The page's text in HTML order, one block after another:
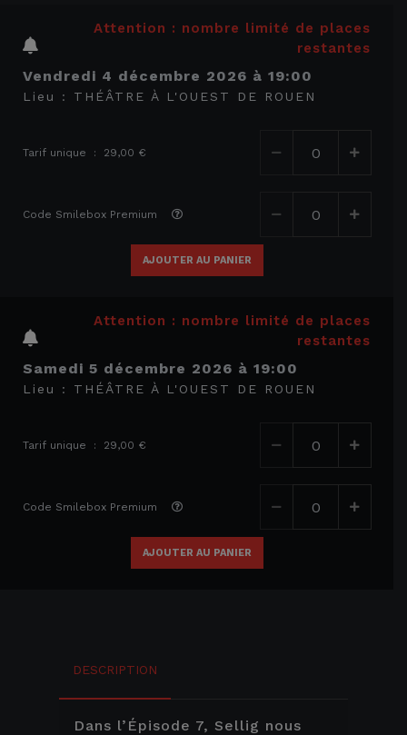
Attention : nombre limité de places
restantes
vendredi 4 décembre 2026 à 19:00
Lieu : THÉÂTRE À L'OUEST DE ROUEN
Tarif unique : 29,00 €
Code Smilebox Premium
AJOUTER AU PANIER
Attention : nombre limité de places
restantes
samedi 5 décembre 2026 à 19:00
Lieu : THÉÂTRE À L'OUEST DE ROUEN
Tarif unique : 29,00 €
Code Smilebox Premium
AJOUTER AU PANIER
DESCRIPTION
Dans l’Épisode 7, Sellig nous